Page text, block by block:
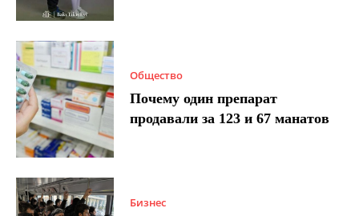
Общество
Почему один препарат
продавали за 123 и 67 манатов
Бизнес